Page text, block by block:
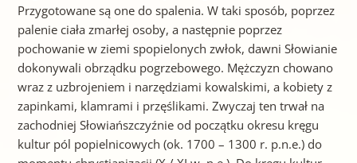
Przygotowane są one do spalenia. W taki sposób, poprzez
palenie ciała zmarłej osoby, a następnie poprzez
pochowanie w ziemi spopielonych zwłok, dawni Słowianie
dokonywali obrządku pogrzebowego. Mężczyzn chowano
wraz z uzbrojeniem i narzędziami kowalskimi, a kobiety z
zapinkami, klamrami i przęślikami. Zwyczaj ten trwał na
zachodniej Słowiańszczyźnie od początku okresu kręgu
kultur pól popielnicowych (ok. 1700 – 1300 r. p.n.e.) do